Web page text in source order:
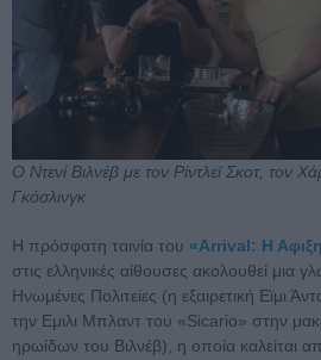
O Nτενί Βιλνέβ με τον Ρίντλεϊ Σκοτ, τον
Γκόσλινγκ
Η πρόσφατη ταινία του «Arrival: Η
στις ελληνικές αίθουσες ακολουθεί μια
Ηνωμένες Πολιτείες (η εξαιρετική Εϊμι
την Εμιλι Μπλαντ του «Sicario» στην
ηρωίδων του Βιλνέβ), η οποία καλείται